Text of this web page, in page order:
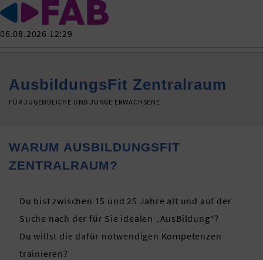
06.08.2026 12:29
AusbildungsFit Zentralraum
FÜR JUGENDLICHE UND JUNGE ERWACHSENE
WARUM AUSBILDUNGSFIT
ZENTRALRAUM?
Du bist zwischen 15 und 25 Jahre alt und auf der
Suche nach der für Sie idealen „AusBildung“?
Du willst die dafür notwendigen Kompetenzen
trainieren?